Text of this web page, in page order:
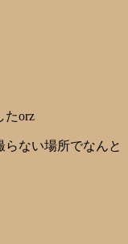
たorz
ない場所でなんと